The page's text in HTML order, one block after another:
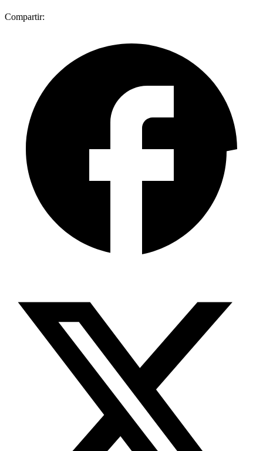
Compartir: